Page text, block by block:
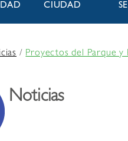
CIUDAD
/Proyectos del Parque y
Noticias